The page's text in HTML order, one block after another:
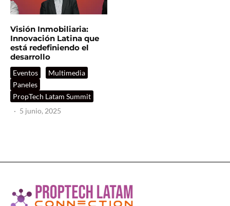
Visión Inmobiliaria:
Innovación Latina que
está redefiniendo el
desarrollo
Eventos
Multimedia
Paneles
PropTech Latam Summit
· 5 junio, 2025